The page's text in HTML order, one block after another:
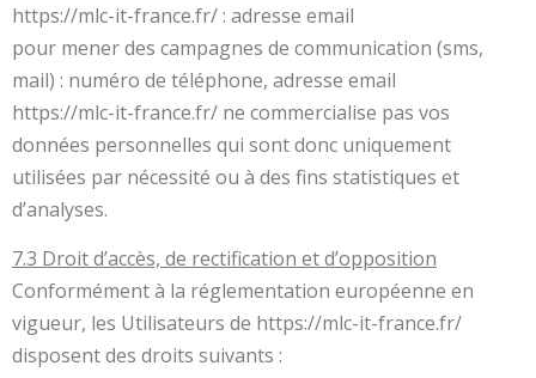
https://mlc-it-france.fr/ : adresse email
pour mener des campagnes de communication (sms,
mail) : numéro de téléphone, adresse email
https://mlc-it-france.fr/ ne commercialise pas vos
données personnelles qui sont donc uniquement
utilisées par nécessité ou à des fins statistiques et
d’analyses.
7.3 Droit d’accès, de rectification et d’opposition
Conformément à la réglementation européenne en
vigueur, les Utilisateurs de https://mlc-it-france.fr/
disposent des droits suivants :